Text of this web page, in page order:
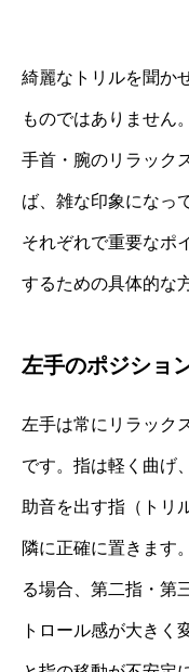
綺麗なトリルを聞か
ものではありません
手首・腕のリラック
ば、雑な印象になっ
それぞれで重要なポ
するための具体的な
左手のポジショ
左手は常にリラック
です。指は軽く曲げ
助音を出す指（トリ
隣に正確に置きます
る場合、第二指・第
トロール感が大きく